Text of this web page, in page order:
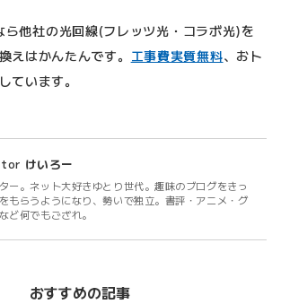
ら他社の光回線(フレッツ光・コラボ光)を
えはかんたんです。 工事費実質無料、おト
ています。
けいろー
ー。ネット大好きゆとり世代。趣味のブログをきっ
もらうようになり、勢いで独立。書評・アニメ・グ
ど何でもござれ。
おすすめの記事